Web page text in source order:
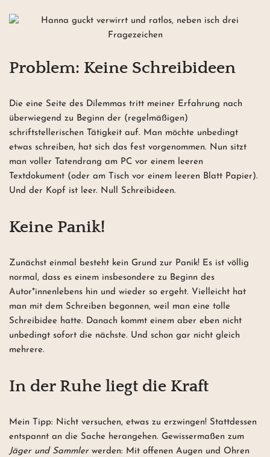
Problem: Keine Schreibideen
Die eine Seite des Dilemmas tritt meiner Erfahrung nach
überwiegend zu Beginn der (regelmäßigen)
schriftstellerischen Tätigkeit auf. Man möchte unbedingt
etwas schreiben, hat sich das fest vorgenommen. Nun sitzt
man voller Tatendrang am PC vor einem leeren
Textdokument (oder am Tisch vor einem leeren Blatt Papier).
Und der Kopf ist leer. Null Schreibideen.
Keine Panik!
Zunächst einmal besteht kein Grund zur Panik! Es ist völlig
normal, dass es einem insbesondere zu Beginn des
Autor*innenlebens hin und wieder so ergeht. Vielleicht hat
man mit dem Schreiben begonnen, weil man eine tolle
Schreibidee hatte. Danach kommt einem aber eben nicht
unbedingt sofort die nächste. Und schon gar nicht gleich
mehrere.
In der Ruhe liegt die Kraft
Mein Tipp: Nicht versuchen, etwas zu erzwingen! Stattdessen
entspannt an die Sache herangehen. Gewissermaßen zum
Jäger und Sammler werden: Mit offenen Augen und Ohren